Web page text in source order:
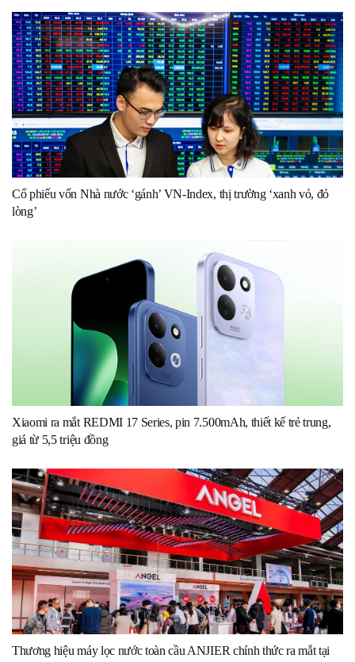
Cổ phiếu vốn Nhà nước ‘gánh’ VN-Index, thị trường ‘xanh vỏ, đỏ
lòng’
Xiaomi ra mắt REDMI 17 Series, pin 7.500mAh, thiết kế trẻ trung,
giá từ 5,5 triệu đồng
Thương hiệu máy lọc nước toàn cầu ANJIER chính thức ra mắt tại